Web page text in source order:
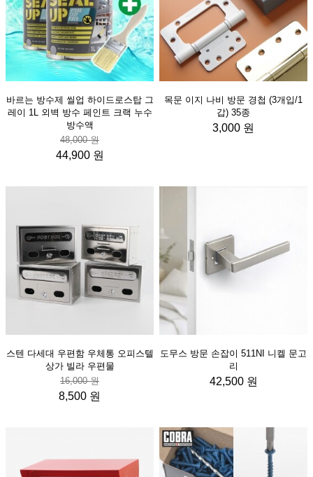
바르는 방수제 씰업 하이드로스탑 그
레이 1L 외벽 방수 페인트 크랙 누수
방수액
48,000 원
44,900 원
목문 이지 나비 방문 경첩 (3개입/1
갑) 35종
3,000 원
스텐 다세대 우편함 우체통 오피스텔
상가 빌라 우편물
16,000 원
8,500 원
도무스 방문 손잡이 511NI 니켈 문고
리
42,500 원